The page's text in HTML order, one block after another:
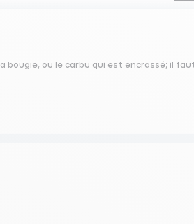
bougie, ou le carbu qui est encrassé; il